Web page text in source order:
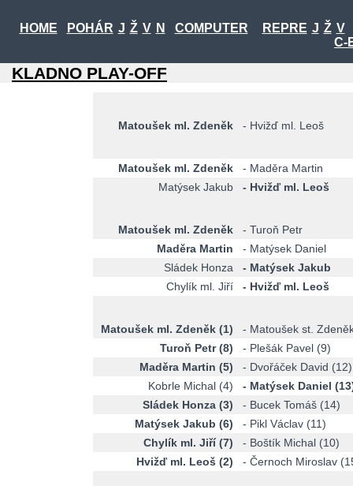
HOME POHÁR J Ž V N COMPUTER REPRE J Ž V
C-
KLADNO PLAY-OFF
Matoušek ml. Zdeněk - Hvižď ml. Leoš
Matoušek ml. Zdeněk
- Maděra Martin
Matýsek Jakub
- Hvižď ml. Leoš
Matoušek ml. Zdeněk
- Turoň Petr
Maděra Martin
- Matýsek Daniel
Sládek Honza
- Matýsek Jakub
Chylík ml. Jiří
- Hvižď ml. Leoš
Matoušek ml. Zdeněk (1)
- Matoušek st.
Turoň Petr (8)
- Plešák Pavel (9)
Maděra Martin (5)
- Dvořáček David
Kobrle Michal (4)
- Matýsek Daniel
Sládek Honza (3)
- Bucek Tomáš (14)
Matýsek Jakub (6)
- Pikl Václav (11)
Chylík ml. Jiří (7)
- Boštík Michal (10)
Hvižď ml. Leoš (2)
- Černoch Miroslav